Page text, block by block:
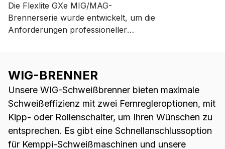
Die Flexlite GXe MIG/MAG-
Brennerserie wurde entwickelt, um die
Anforderungen professioneller
benötigen. Der Flexlite GXe wurde für
anspruchsvolle Schweißaufgaben
entwickelt. Er bietet hervorragende
Kontrolle, Präzision und Komfort – Tag
für Tag, Schweißnaht für Schweißnaht.
WIG-BRENNER
Unsere WIG-Schweißbrenner bieten maximale
Schweißeffizienz mit zwei Fernregleroptionen, mit
Kipp- oder Rollenschalter, um Ihren Wünschen zu
entsprechen. Es gibt eine Schnellanschlussoption
für Kemppi-Schweißmaschinen und unsere